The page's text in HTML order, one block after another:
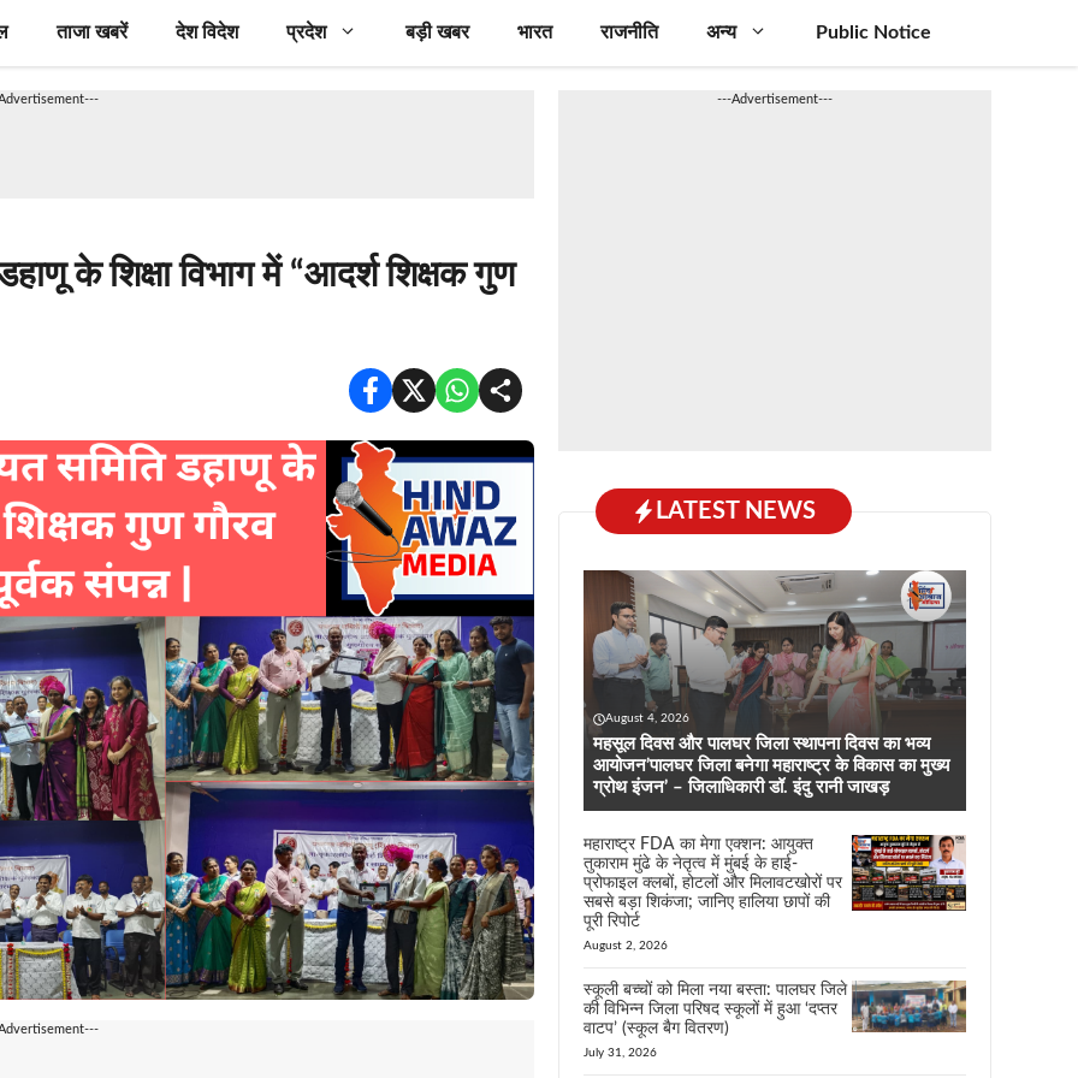
ताजा खबरें देश विदेश प्रदेश बड़ी खबर भारत राजनीति अन्य Public Notice
के शिक्षा विभाग में “आदर्श शिक्षक गुण
---Advertisement---
LATEST NEWS
August 4, 2026
महसूल दिवस और पालघर जिला स्थापना दिवस का भव्य
आयोजन’पालघर जिला बनेगा महाराष्ट्र के विकास का मुख्य
ग्रोथ इंजन’ – जिलाधिकारी डॉ. इंदु रानी जाखड़
महाराष्ट्र FDA का मेगा एक्शन: आयुक्त
तुकाराम मुंढे के नेतृत्व में मुंबई के हाई-
प्रोफाइल क्लबों, होटलों और मिलावटखोरों पर
सबसे बड़ा शिकंजा; जानिए हालिया छापों की
पूरी रिपोर्ट
August 2, 2026
स्कूली बच्चों को मिला नया बस्ता: पालघर जिले
की विभिन्न जिला परिषद स्कूलों में हुआ ‘दप्तर
वाटप’ (स्कूल बैग वितरण)
July 31, 2026